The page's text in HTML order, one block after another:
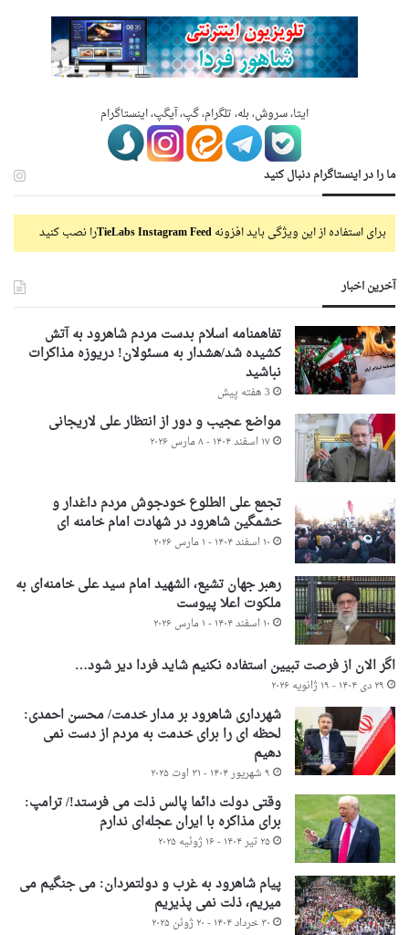
ایتا، سروش، بله، تلگرام، گپ، آیگپ، اینستاگرام
ما را در اینستاگرام دنبال کنید
برای استفاده از این ویژگی باید افزونهTieLabs Instagram Feedرا نصب کنید
آخرین اخبار
تفاهمنامه اسلام بدست مردم شاهرود به آتش
کشیده شد/هشدار به مسئولان! دریوزه مذاکرات
نباشید
3 هفته پیش
مواضع عجیب و دور از انتظار علی لاریجانی
۱۷ اسفند ۱۴۰۴ - ۸ مارس ۲۰۲۶
تجمع علی الطلوع خودجوش مردم داغدار و
خشمگین شاهرود در شهادت امام خامنه ای
۱۰ اسفند ۱۴۰۴ - ۱ مارس ۲۰۲۶
رهبر جهان تشیع، الشهید امام سید علی خامنه‌ای به
ملکوت اعلا پیوست
۱۰ اسفند ۱۴۰۴ - ۱ مارس ۲۰۲۶
اگر الان از فرصت تبیین استفاده نکنیم شاید فردا دیر شود…
۲۹ دی ۱۴۰۴ - ۱۹ ژانویه ۲۰۲۶
شهرداری شاهرود بر مدار خدمت/ محسن احمدی:
لحظه ای را برای خدمت به مردم از دست نمی
دهیم
۹ شهریور ۱۴۰۴ - ۳۱ اوت ۲۰۲۵
وقتی دولت دائما پالس ذلت می فرستد!/ ترامپ:
برای مذاکره با ایران عجله‌ای ندارم
۲۵ تیر ۱۴۰۴ - ۱۶ ژوئیه ۲۰۲۵
پیام شاهرود به غرب و دولتمردان: می جنگیم می
میریم، ذلت نمی پذیریم
۳۰ خرداد ۱۴۰۴ - ۲۰ ژوئن ۲۰۲۵